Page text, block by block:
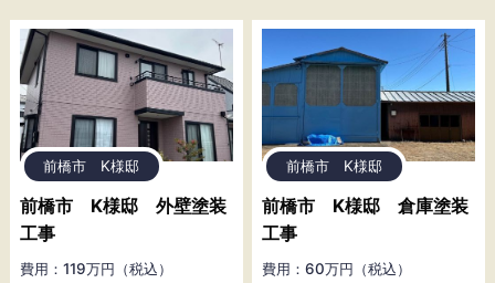
前橋市 K様邸
前橋市 K様邸 外壁塗装
工事
費用：119万円（税込）
前橋市 K様邸
前橋市 K様邸 倉庫塗装
工事
費用：60万円（税込）